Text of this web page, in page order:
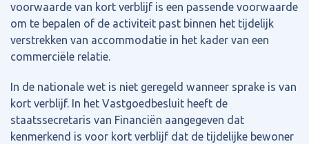
voorwaarde van kort verblijf is een passende voorwaarde
om te bepalen of de activiteit past binnen het tijdelijk
verstrekken van accommodatie in het kader van een
commerciële relatie.
In de nationale wet is niet geregeld wanneer sprake is van
kort verblijf. In het Vastgoedbesluit heeft de
staatssecretaris van Financiën aangegeven dat
kenmerkend is voor kort verblijf dat de tijdelijke bewoner